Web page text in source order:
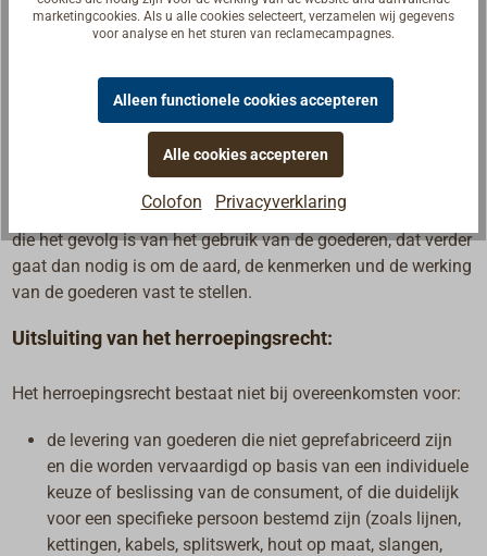
U dient de goederen onverwijld, doch in ieder geval niet later
overeenkomst te herroepen aan ons heeft medegedeeld, aan
ons terug te zenden of te overhandigen. U bent op tijd als u
de goederen terugstuurt voordat de termijn van veertien
dagen is verstreken. De directe kosten van het terugzenden
aansprakelijk voor de waardevermindering van de goederen
die het gevolg is van het gebruik van de goederen, dat verder
gaat dan nodig is om de aard, de kenmerken und de werking
van de goederen vast te stellen.
Uitsluiting van het herroepingsrecht:
Het herroepingsrecht bestaat niet bij overeenkomsten voor:
de levering van goederen die niet geprefabriceerd zijn
en die worden vervaardigd op basis van een individuele
keuze of beslissing van de consument, of die duidelijk
voor een specifieke persoon bestemd zijn (zoals lijnen,
kettingen, kabels, splitswerk, hout op maat, slangen,
marketingcookies. Als u alle cookies selecteert, verzamelen wij gegevens
voor analyse en het sturen van reclamecampagnes.
Alleen functionele cookies accepteren
Alle cookies accepteren
Colofon Privacyverklaring